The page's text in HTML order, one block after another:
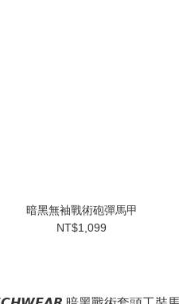
暗黑無袖戰術砲彈馬甲
NT$1,099